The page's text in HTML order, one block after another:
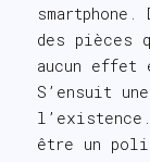
des pièces
aucun effet
S’ensuit
être un